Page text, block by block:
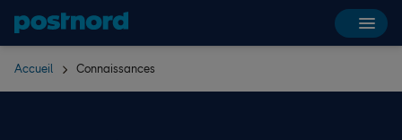
Hoppa över navigering och sök
Accueil Connaissances